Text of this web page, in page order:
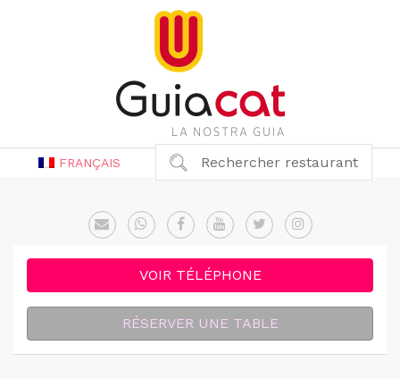
FRANÇAIS Rechercher restaurant
VOIR TÉLÉPHONE
RÉSERVER UNE TABLE